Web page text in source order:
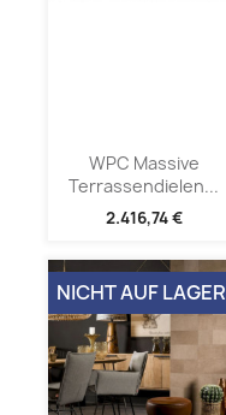
WPC Massive
Terrassendielen...
2.416,74 €
NICHT AUF LAGER